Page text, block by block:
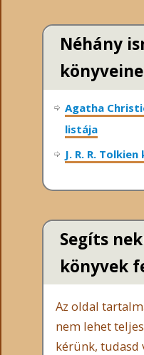
Néhány
Agatha
listája
J. R. R.
Segíts
könyvek
Az oldal
nem lehet
kérünk, tudasd